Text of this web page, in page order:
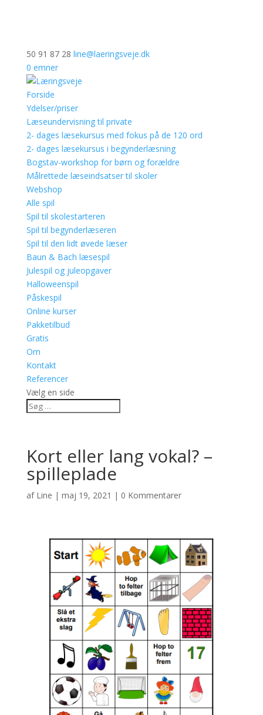
50 91 87 28 line@laeringsveje.dk
0 emner
Forside
Ydelser/priser
Læseundervisning til private
2- dages læsekursus med fokus på de 120 ord
2- dages læsekursus i begynderlæsning
Bogstav-workshop for børn og forældre
Målrettede læseindsatser til skoler
Webshop
Alle spil
Spil til skolestarteren
Spil til begynderlæseren
Spil til den lidt øvede læser
Baun & Bach læsespil
Julespil og juleopgaver
Halloweenspil
Påskespil
Online kurser
Pakketilbud
Gratis
Om
Kontakt
Referencer
Vælg en side
Kort eller lang vokal? –
spilleplade
af Line | maj 19, 2021 | 0 Kommentarer